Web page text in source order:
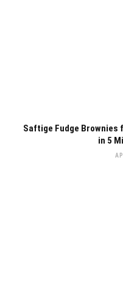
Saftige Fudge Brownies
in 5